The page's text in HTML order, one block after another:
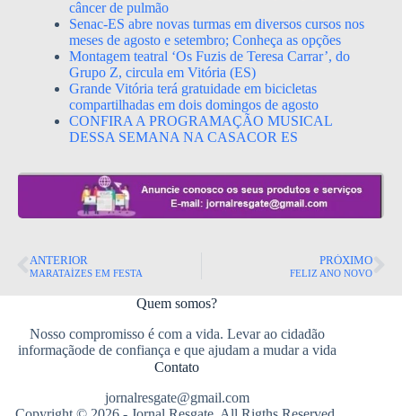
câncer de pulmão
Senac-ES abre novas turmas em diversos cursos nos
meses de agosto e setembro; Conheça as opções
Montagem teatral ‘Os Fuzis de Teresa Carrar’, do
Grupo Z, circula em Vitória (ES)
Grande Vitória terá gratuidade em bicicletas
compartilhadas em dois domingos de agosto
CONFIRA A PROGRAMAÇÃO MUSICAL
DESSA SEMANA NA CASACOR ES
ANTERIOR
MARATAÍZES EM FESTA
PRÓXIMO
FELIZ ANO NOVO
Quem somos?
Nosso compromisso é com a vida. Levar ao cidadão
informaçãode de confiança e que ajudam a mudar a vida
Contato
jornalresgate@gmail.com